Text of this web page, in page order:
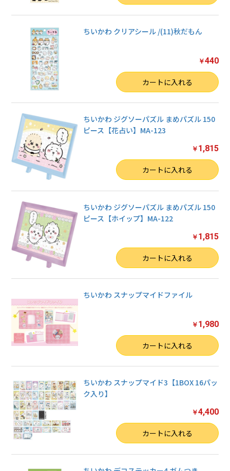
ちいかわ クリアシール /(11)秋だもん
￥440
カートに入れる
ちいかわ ジグソーパズル まめパズル 150
ピース【花占い】MA-123
￥ 1,815
カートに入れる
ちいかわ ジグソーパズル まめパズル 150
ピース【ホイップ】MA-122
￥ 1,815
カートに入れる
ちいかわ スナップマイドファイル
￥ 1,980
カートに入れる
ちいかわ スナップマイド3【1BOX 16パッ
ク入り】
￥4,400
カートに入れる